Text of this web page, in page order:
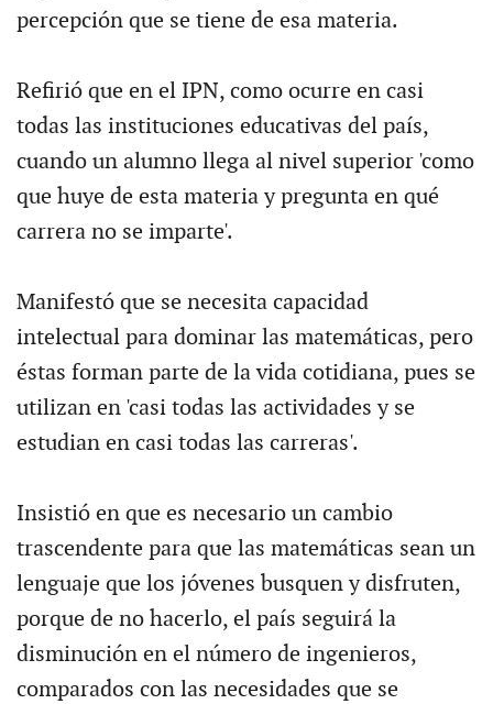
percepción que se tiene de esa materia.
Refirió que en el IPN, como ocurre en casi
todas las instituciones educativas del país,
cuando un alumno llega al nivel superior 'como
que huye de esta materia y pregunta en qué
carrera no se imparte'.
Manifestó que se necesita capacidad
intelectual para dominar las matemáticas, pero
éstas forman parte de la vida cotidiana, pues se
utilizan en 'casi todas las actividades y se
estudian en casi todas las carreras'.
Insistió en que es necesario un cambio
trascendente para que las matemáticas sean un
lenguaje que los jóvenes busquen y disfruten,
porque de no hacerlo, el país seguirá la
disminución en el número de ingenieros,
comparados con las necesidades que se